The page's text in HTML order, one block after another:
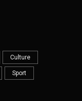
Culture
Sport